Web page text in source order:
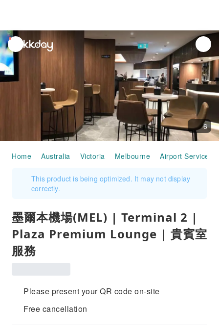
unread
notifications
6
Home Australia Victoria Melbourne Airport Services
This product is being optimized. It may not display
correctly.
墨爾本機場(MEL) | Terminal 2 |
Plaza Premium Lounge | 貴賓室
服務
Please present your QR code on-site
Free cancellation